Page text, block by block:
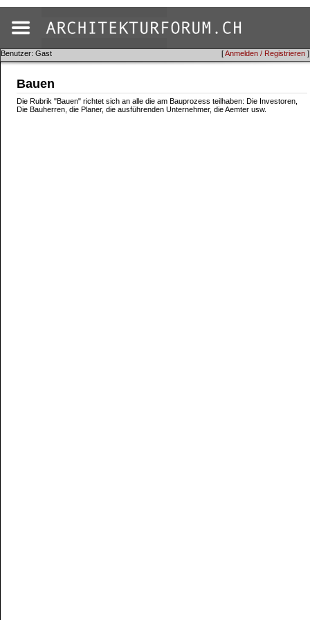
[Anmelden / Registrieren ]
Benutzer: Gast
Bauen
Die Rubrik "Bauen" richtet sich an alle die am Bauprozess teilhaben: Die Investoren,
Die Bauherren, die Planer, die ausführenden Unternehmer, die Aemter usw.